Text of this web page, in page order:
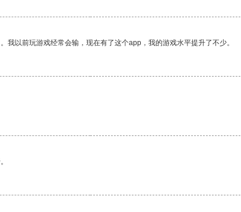
以前玩游戏经常会输，现在有了这个app，我的游戏水平提升了不少。